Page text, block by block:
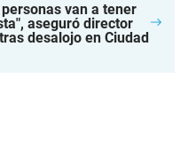
van a tener
aseguró director
desalojo en Ciudad